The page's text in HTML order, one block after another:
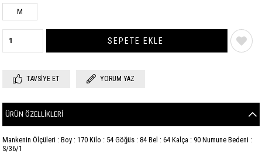
M
TAVSIYE ET YORUM YAZ
ÜRÜN ÖZELLIKLERI
Mankenin Ölçüleri : Boy : 170 Kilo : 54 Göğüs : 84 Bel : 64 Kalça : 90 Numune Bedeni :
S/36/1